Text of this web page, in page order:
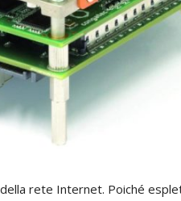
rete Internet. Poiché